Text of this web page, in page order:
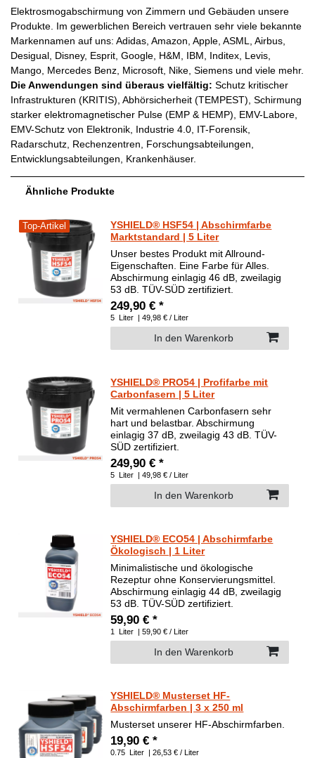
Elektrosmogabschirmung von Zimmern und Gebäuden unsere
Produkte. Im gewerblichen Bereich vertrauen sehr viele bekannte
Markennamen auf uns: Adidas, Amazon, Apple, ASML, Airbus,
Desigual, Disney, Esprit, Google, H&M, IBM, Inditex, Levis,
Mango, Mercedes Benz, Microsoft, Nike, Siemens und viele mehr.
Die Anwendungen sind überaus vielfältig: Schutz kritischer
Infrastrukturen (KRITIS), Abhörsicherheit (TEMPEST), Schirmung
starker elektromagnetischer Pulse (EMP & HEMP), EMV-Labore,
EMV-Schutz von Elektronik, Industrie 4.0, IT-Forensik,
Radarschutz, Rechenzentren, Forschungsabteilungen,
Entwicklungsabteilungen, Krankenhäuser.
Ähnliche Produkte
Top-Artikel
YSHIELD® HSF54 | Abschirmfarbe
Marktstandard | 5 Liter
Unser bestes Produkt mit Allround-
Eigenschaften. Eine Farbe für Alles.
Abschirmung einlagig 46 dB, zweilagig
53 dB. TÜV-SÜD zertifiziert.
249,90 € *
5 Liter | 49,98 € / Liter
In den Warenkorb
YSHIELD® PRO54 | Profifarbe mit
Carbonfasern | 5 Liter
Mit vermahlenen Carbonfasern sehr
hart und belastbar. Abschirmung
einlagig 37 dB, zweilagig 43 dB. TÜV-
SÜD zertifiziert.
249,90 € *
5 Liter | 49,98 € / Liter
In den Warenkorb
YSHIELD® ECO54 | Abschirmfarbe
Ökologisch | 1 Liter
Minimalistische und ökologische
Rezeptur ohne Konservierungsmittel.
Abschirmung einlagig 44 dB, zweilagig
53 dB. TÜV-SÜD zertifiziert.
59,90 € *
1 Liter | 59,90 € / Liter
In den Warenkorb
YSHIELD® Musterset HF-
Abschirmfarben | 3 x 250 ml
Musterset unserer HF-Abschirmfarben.
19,90 € *
0.75 Liter | 26,53 € / Liter